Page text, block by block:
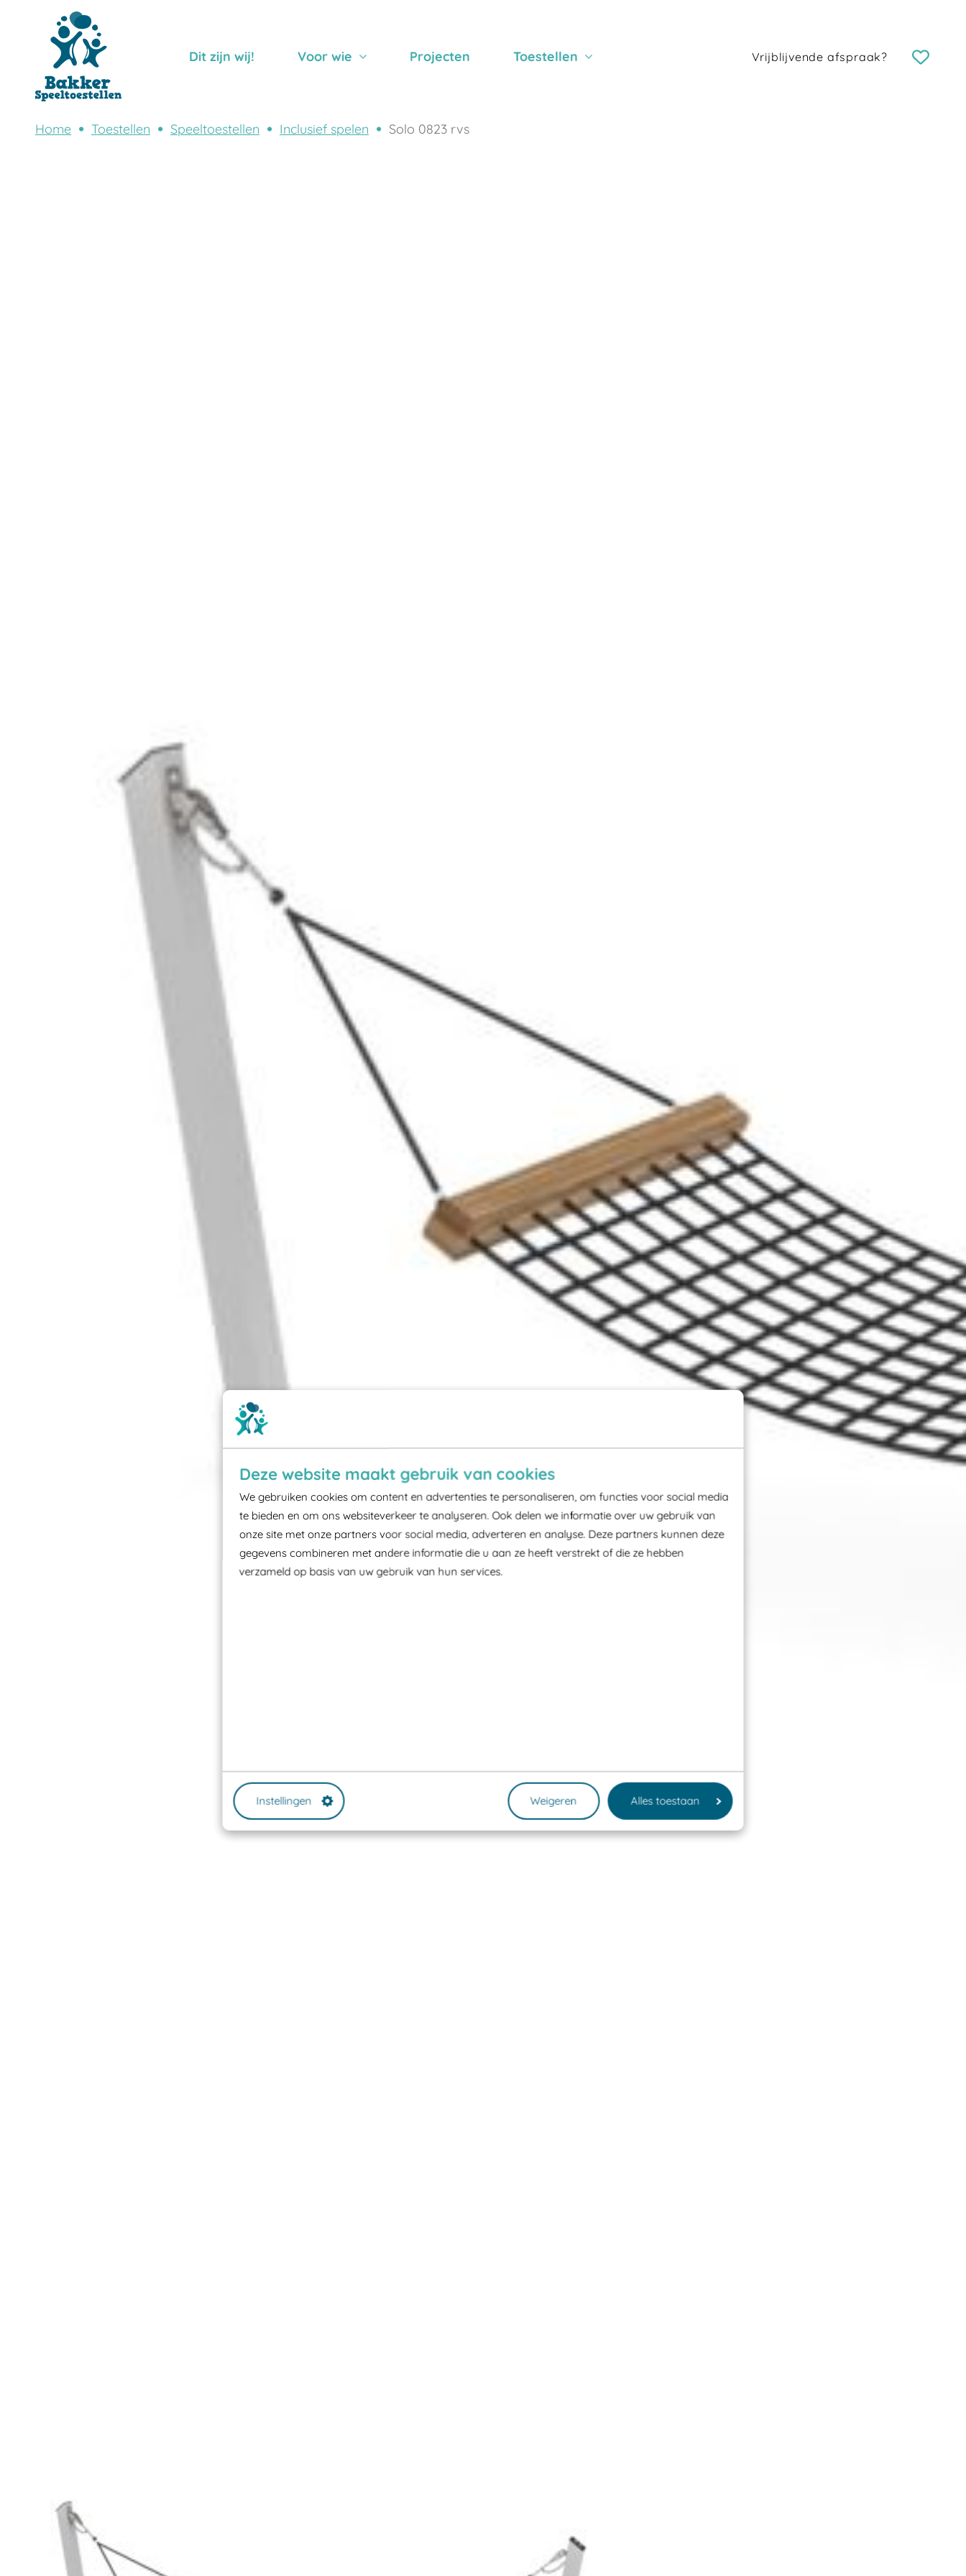
Deze website maakt gebruik van cookies
We gebruiken cookies om content en advertenties te personaliseren, om functies voor social media
te bieden en om ons websiteverkeer te analyseren. Ook delen we informatie over uw gebruik van
onze site met onze partners voor social media, adverteren en analyse. Deze partners kunnen deze
gegevens combineren met andere informatie die u aan ze heeft verstrekt of die ze hebben
verzameld op basis van uw gebruik van hun services.
Instellingen Weigeren Alles toestaan
Dit zijn wij! Voor wie Projecten Toestellen Vrijblijvende afspraak?
Home Toestellen Speeltoestellen Inclusief spelen Solo 0823 rvs